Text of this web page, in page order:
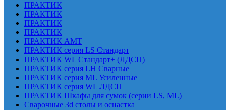
ПРАКТИК
ПРАКТИК
ПРАКТИК
ПРАКТИК
ПРАКТИК AMT
ПРАКТИК cерия LS Стандарт
ПРАКТИК WL Стандарт+ (ЛДСП)
ПРАКТИК серия LH Сварные
ПРАКТИК серия ML Усиленные
ПРАКТИК серия WL ЛДСП
ПРАКТИК Шкафы для сумок (серии LS, ML)
Сварочные 3d столы и оснастка